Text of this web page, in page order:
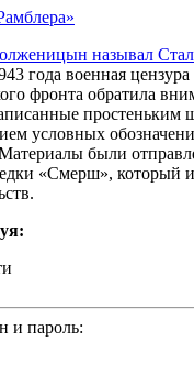
называл
года военная
фронта обратила
простеньким
условных
были
«Смерш», который
и пароль: